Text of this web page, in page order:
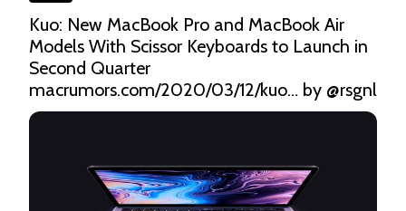
Kuo: New MacBook Pro and MacBook Air
Models With Scissor Keyboards to Launch in
macrumors.com/2020/03/12/kuo… by @rsgnl